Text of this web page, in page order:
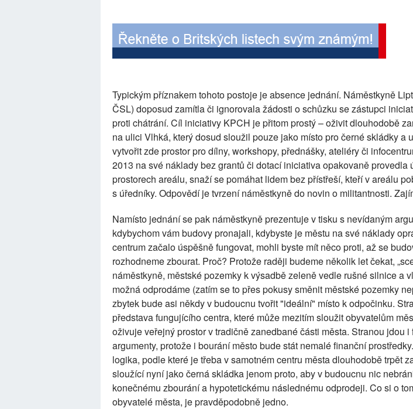
Typickým příznakem tohoto postoje je absence jednání. Náměstkyně
ČSL) doposud zamítla či ignorovala žádosti o schůzku se zástupci
proti chátrání. Cíl iniciativy KPCH je přitom prostý – oživit dlouhodobě
na ulici Vlhká, který dosud sloužil pouze jako místo pro černé skládky a
vytvořit zde prostor pro dílny, workshopy, přednášky, ateliéry či
2013 na své náklady bez grantů či dotací iniciativa opakovaně provedla
prostorech areálu, snaží se pomáhat lidem bez přístřeší, kteří v areálu
s úředníky. Odpovědí je tvrzení náměstkyně do novin o militantnosti.
Namísto jednání se pak náměstkyně prezentuje v tisku s nevídaným
kdybychom vám budovy pronajali, kdybyste je městu na své náklady
centrum začalo úspěšně fungovat, mohli byste mít něco proti, až se
rozhodneme zbourat. Proč? Protože raději budeme několik let čekat,
náměstkyně, městské pozemky k výsadbě zeleně vedle rušné silnice a
možná odprodáme (zatím se to přes pokusy směnit městské pozemky
zbytek bude asi někdy v budoucnu tvořit "ideální" místo k odpočinku.
představa fungujícího centra, které může mezitím sloužit obyvatelům
oživuje veřejný prostor v tradičně zanedbané části města. Stranou jdou i
argumenty, protože i bourání město bude stát nemalé finanční
logika, podle které je třeba v samotném centru města dlouhodobě trpět
sloužící nyní jako černá skládka jenom proto, aby v budoucnu nic
konečnému zbourání a hypotetickému následnému odprodeji. Co si o
obyvatelé města, je pravděpodobně jedno.